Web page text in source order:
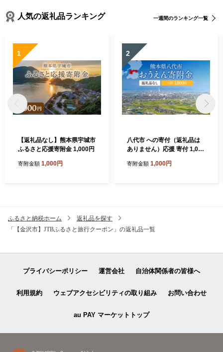
人気の返礼品ランキング 一週間のランキング一覧
1
【返礼品なし】熊本県宇城市
ふるさと応援寄附金 1,000円
寄附金額 1,000円
2
八代市 への寄付（返礼品は
ありません）応援 寄付 1,000
寄附金額 1,000円
ふるさと納税ホーム
返礼品を探す
「【金沢市】JTBふるさと旅行クーポン」の返礼品一覧
プライバシーポリシー 運営会社 自治体関係者の皆様へ
利用規約 ウェブアクセシビリティの取り組み お問い合わせ
au PAY マーケットトップ